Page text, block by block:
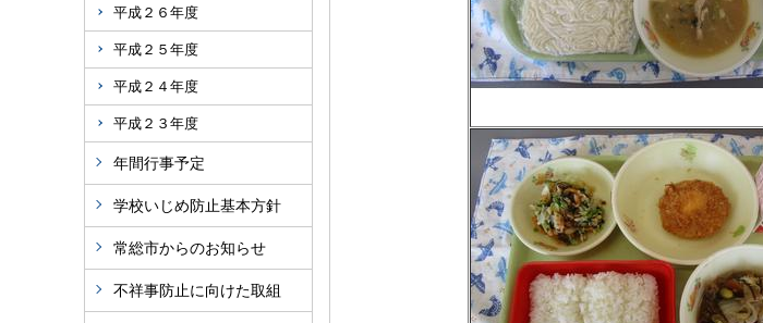
平成２６年度
平成２５年度
平成２４年度
平成２３年度
年間行事予定
学校いじめ防止基本方針
常総市からのお知らせ
不祥事防止に向けた取組